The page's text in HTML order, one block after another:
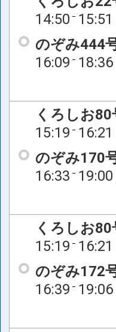
14:50 15:51
のぞみ444
16:09 18:36
くろしお80
15:19 16:21
のぞみ170
16:33 19:00
くろしお80
15:19 16:21
のぞみ172
16:39 19:06